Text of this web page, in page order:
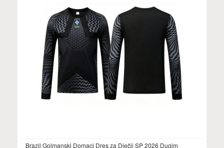
Brazil Golmanski Domaci Dres za Dječji SP 2026 Dugim